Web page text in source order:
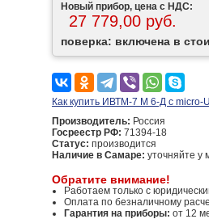
Новый прибор, цена с НДС:
27 779,00 руб.
поверка: включена в
Как купить ИВТМ-7 М 6-Д c micro-
Производитель: Россия
Госреестр РФ: 71394-18
Статус: производится
Наличие в Самаре: уточняйте у
Обратите внимание!
Работаем только с
Оплата по безналичному
Гарантия на приборы: от 12